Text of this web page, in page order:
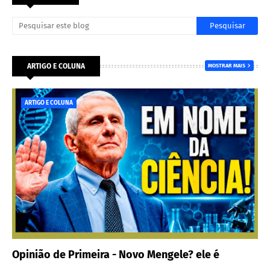
ARTIGO E COLUNA MOSTRAR MAIS
ARTIGO E COLUNA
Opinião de Primeira - Novo Mengele? ele é